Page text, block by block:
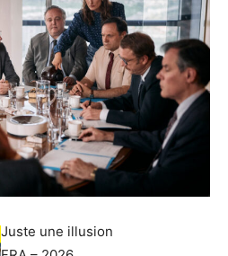
Juste une illusion